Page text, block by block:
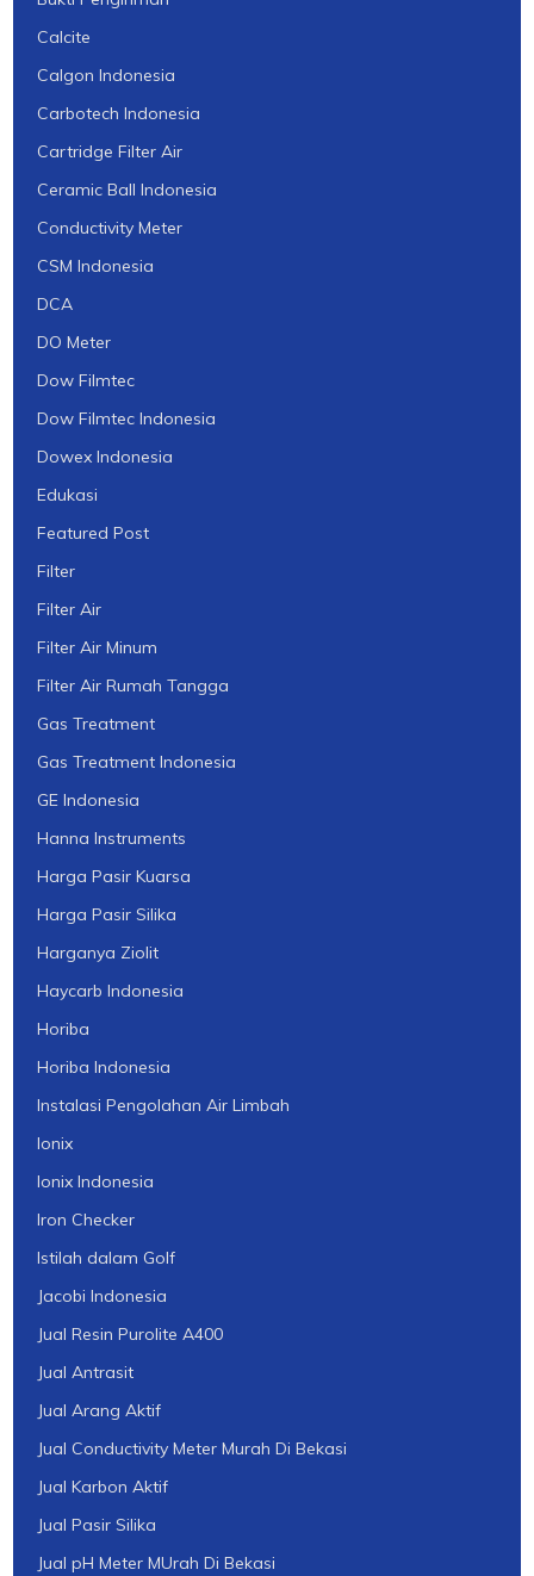
Calcite
Calgon Indonesia
Carbotech Indonesia
Cartridge Filter Air
Ceramic Ball Indonesia
Conductivity Meter
CSM Indonesia
DCA
DO Meter
Dow Filmtec
Dow Filmtec Indonesia
Dowex Indonesia
Edukasi
Featured Post
Filter
Filter Air
Filter Air Minum
Filter Air Rumah Tangga
Gas Treatment
Gas Treatment Indonesia
GE Indonesia
Hanna Instruments
Harga Pasir Kuarsa
Harga Pasir Silika
Harganya Ziolit
Haycarb Indonesia
Horiba
Horiba Indonesia
Instalasi Pengolahan Air Limbah
Ionix
Ionix Indonesia
Iron Checker
Istilah dalam Golf
Jacobi Indonesia
Jual Resin Purolite A400
Jual Antrasit
Jual Arang Aktif
Jual Conductivity Meter Murah Di Bekasi
Jual Karbon Aktif
Jual Pasir Silika
Jual pH Meter MUrah Di Bekasi